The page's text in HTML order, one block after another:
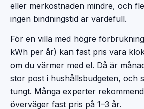
eller merkostnaden mindre, och
ingen bindningstid är värdefull.
För en villa med högre
kWh per år) kan fast pris vara
om du värmer med el. Då är
stor post i hushållsbudgeten, och
tungt. Många experter
överväger fast pris på 1–3 år.